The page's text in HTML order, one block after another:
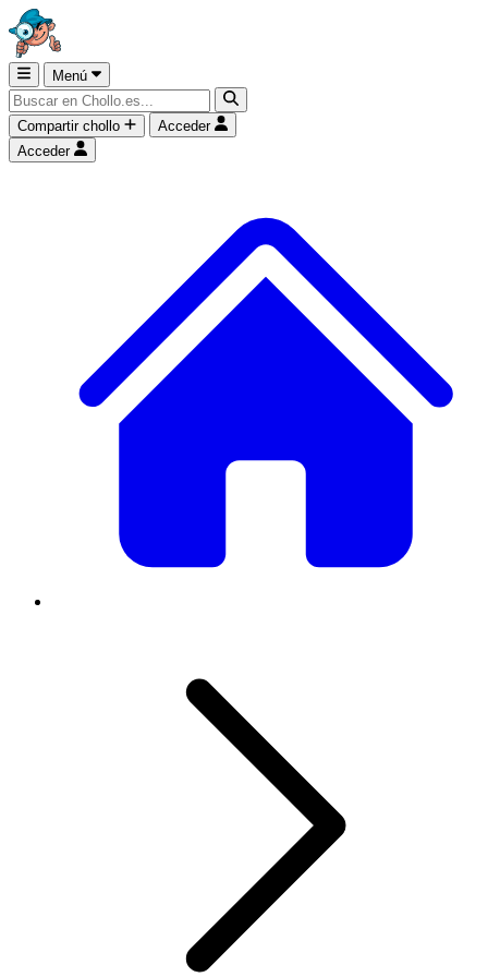
Menú
Compartir chollo
Acceder
Acceder